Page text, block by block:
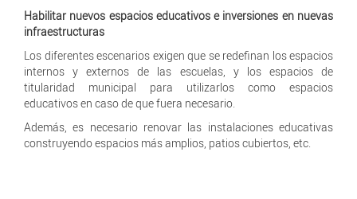
Habilitar nuevos espacios educativos e inversiones en nuevas
infraestructuras
Los diferentes escenarios exigen que se redefinan los espacios
internos y externos de las escuelas, y los espacios de
titularidad municipal para utilizarlos como espacios
educativos en caso de que fuera necesario.
Además, es necesario renovar las instalaciones educativas
construyendo espacios más amplios, patios cubiertos, etc.